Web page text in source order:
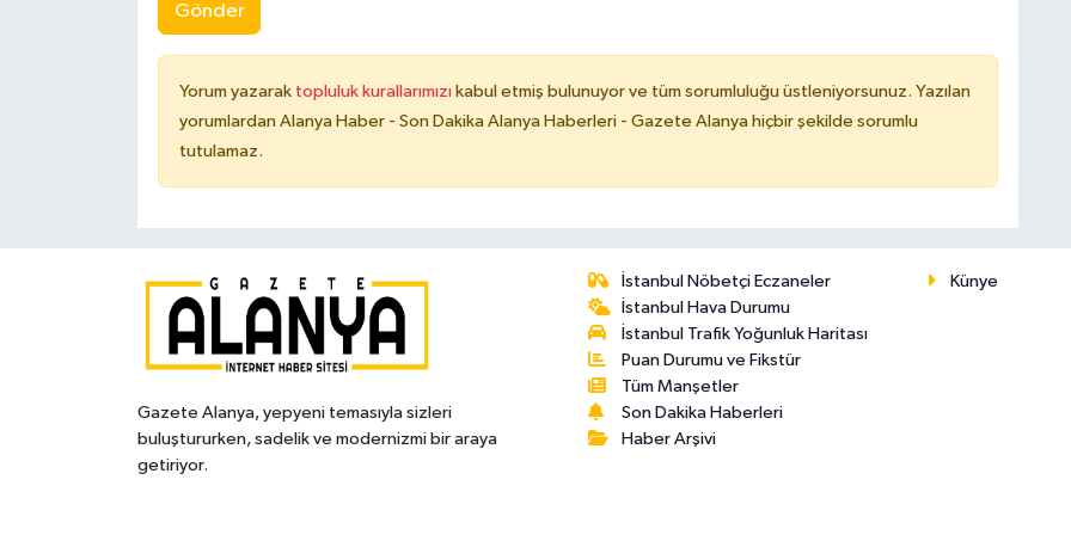
Gönder
Yorum yazarak topluluk kurallarımızı kabul etmiş bulunuyor ve tüm sorumluluğu üstleniyorsunuz. Yazılan
yorumlardan Alanya Haber - Son Dakika Alanya Haberleri - Gazete Alanya hiçbir şekilde sorumlu
tutulamaz.
Gazete Alanya, yepyeni temasıyla sizleri
buluştururken, sadelik ve modernizmi bir araya
getiriyor.
İstanbul Nöbetçi Eczaneler
İstanbul Hava Durumu
İstanbul Trafik Yoğunluk Haritası
Puan Durumu ve Fikstür
Tüm Manşetler
Son Dakika Haberleri
Haber Arşivi
Künye